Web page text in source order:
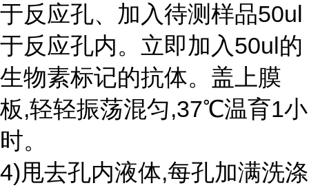
于反应孔、加入待测样品50ul
于反应孔内。立即加入50ul的
生物素标记的抗体。盖上膜
板,轻轻振荡混匀,37℃温育1小
时。
4)甩去孔内液体,每孔加满洗涤